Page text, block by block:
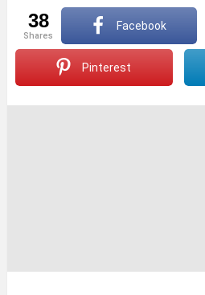
38
shares
Facebook
Pinterest